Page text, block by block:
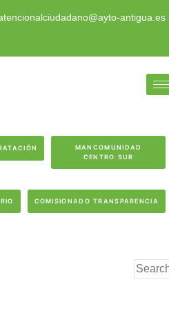
antigua.es
MANCOMUNIDAD
CENTRO SUR
COMISIONADO TRANSPARENCIA